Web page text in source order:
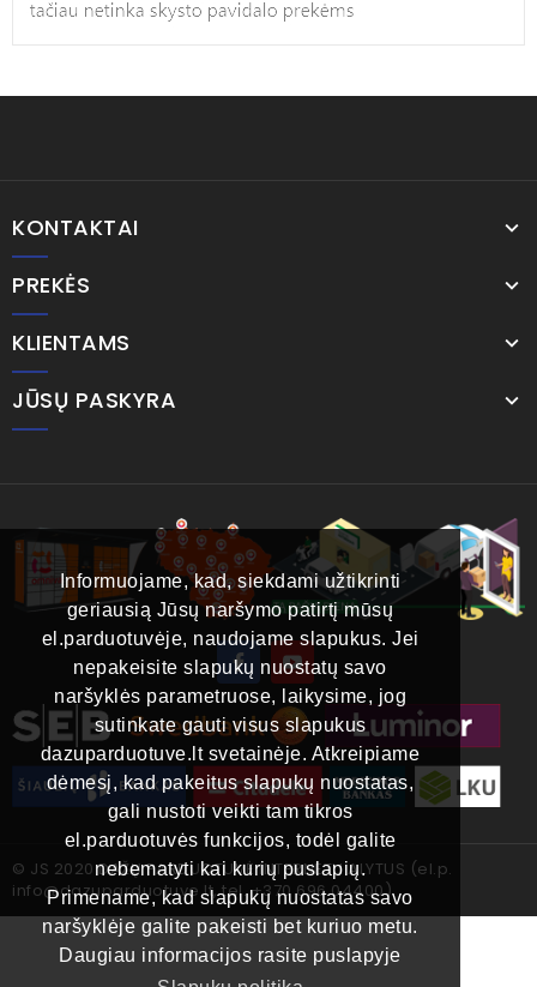
Informuojame, kad, siekdami užtikrinti
geriausią Jūsų naršymo patirtį mūsų
el.parduotuvėje, naudojame slapukus. Jei
nepakeisite slapukų nuostatų savo
naršyklės parametruose, laikysime, jog
sutinkate gauti visus slapukus
dazuparduotuve.lt svetainėje. Atkreipiame
dėmesį, kad pakeitus slapukų nuostatas,
gali nustoti veikti tam tikros
el.parduotuvės funkcijos, todėl galite
nebematyti kai kurių puslapių.
Primename, kad slapukų nuostatas savo
naršyklėje galite pakeisti bet kuriuo metu.
Daugiau informacijos rasite puslapyje
KONTAKTAI
PREKĖS
KLIENTAMS
JŪSŲ PASKYRA
© JS 2020 DAŽŲ PARDUOTUVĖ INTERNETU ALYTUS (el.p.
info@dazuparduotuve.lt, tel.+370 696 04400)